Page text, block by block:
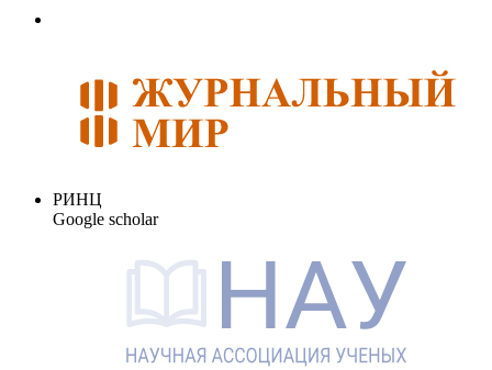
РИНЦ
Google scholar